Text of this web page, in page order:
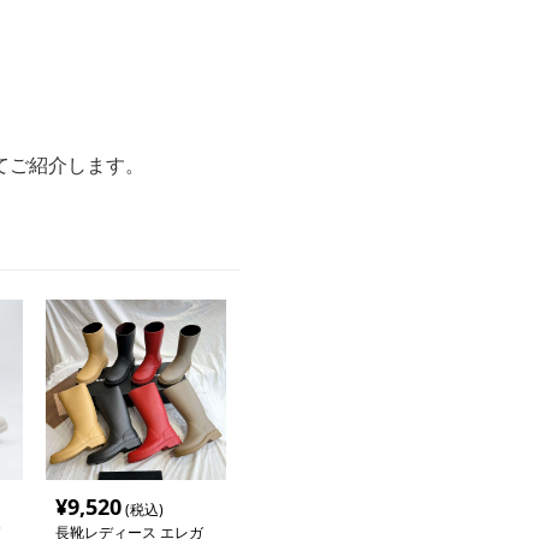
紹介します。
¥9,520(税込)
長靴レディース エレガ